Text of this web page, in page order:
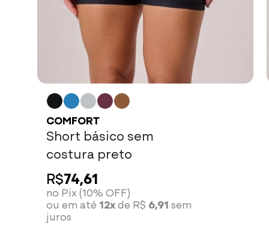
Fiquei com medo de comprar mas
comentários positivos e me
arrependimentos! Estou
lindíssimo no corpo, tecido de
excelente e extremamente
no tamanho G, visto 40/42. Ficou
meu corpo, já quero outros!
Andreza L.
26/05/2026 às 11:43
COMFORT
Short básico sem
costura preto
R$74,61
no Pix (10% OFF)
ou em até 12xde R$ 6,91 sem
juros